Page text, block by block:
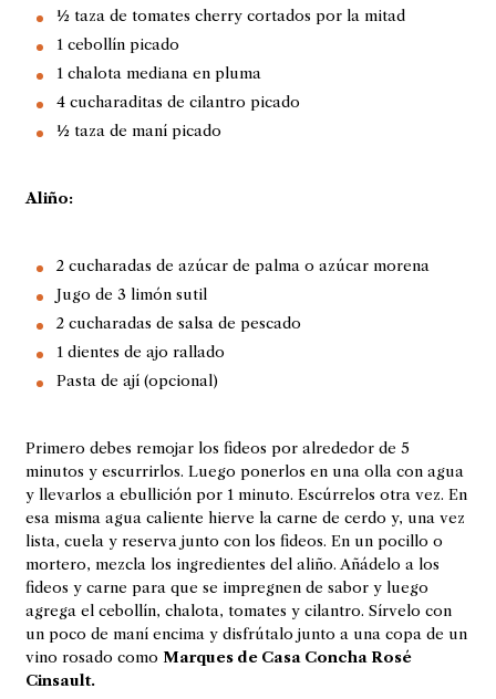
½ taza de tomates cherry cortados por la mitad
1 cebollín picado
1 chalota mediana en pluma
4 cucharaditas de cilantro picado
½ taza de maní picado
Aliño:
2 cucharadas de azúcar de palma o azúcar morena
Jugo de 3 limón sutil
2 cucharadas de salsa de pescado
1 dientes de ajo rallado
Pasta de ají (opcional)
Primero debes remojar los fideos por alrededor de 5
minutos y escurrirlos. Luego ponerlos en una olla con agua
y llevarlos a ebullición por 1 minuto. Escúrrelos otra vez. En
esa misma agua caliente hierve la carne de cerdo y, una vez
lista, cuela y reserva junto con los fideos. En un pocillo o
mortero, mezcla los ingredientes del aliño. Añádelo a los
fideos y carne para que se impregnen de sabor y luego
agrega el cebollín, chalota, tomates y cilantro. Sírvelo con
un poco de maní encima y disfrútalo junto a una copa de un
vino rosado como Marques de Casa Concha Rosé
Cinsault.